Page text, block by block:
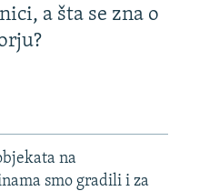
a šta se zna o
na
smo gradili i za